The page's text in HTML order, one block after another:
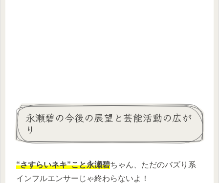
永瀬碧の今後の展望と芸能活動の広が
り
“さすらいネキ”こと永瀬碧ちゃん、ただのバズり系
インフルエンサーじゃ終わらないよ！